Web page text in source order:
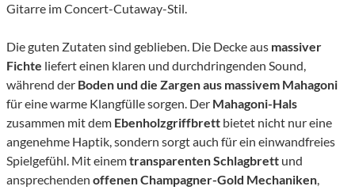
Gitarre im Concert-Cutaway-Stil.
Die guten Zutaten sind geblieben. Die Decke aus massiver
Fichte liefert einen klaren und durchdringenden Sound,
während der Boden und die Zargen aus massivem Mahagoni
für eine warme Klangfülle sorgen. Der Mahagoni-Hals
zusammen mit dem Ebenholzgriffbrett bietet nicht nur eine
angenehme Haptik, sondern sorgt auch für ein einwandfreies
Spielgefühl. Mit einemtransparenten Schlagbrett und
ansprechenden offenen Champagner-Gold Mechaniken,